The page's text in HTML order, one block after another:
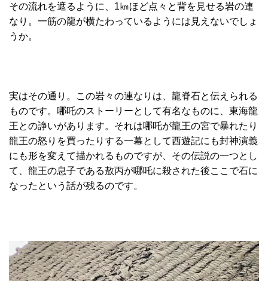
その流れを遮るように、1㎞ほど点々と背を見せる岩の連
なり。一筋の龍が横たわっているようには見えないでしょ
うか。
実はその通り。この岩々の連なりは、龍脊石と伝えられる
ものです。哪吒のストーリーとして有名なものに、東海龍
王との諍いがあります。それは哪吒が龍王の宮で暴れたり
龍王の怒りを買ったりする一幕として西遊記にも封神演義
にも形を変えて描かれるものですが、その伝説の一つとし
て、龍王の息子である敖丙が哪吒に殺された後ここで石に
なったという話が残るのです。